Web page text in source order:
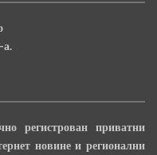
а.
регистрован приватни
новине и регионални